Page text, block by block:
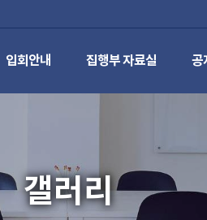
입회안내 집행부 자료실 공
갤러리